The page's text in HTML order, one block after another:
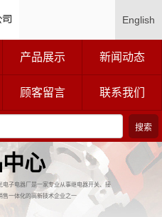
English
产品展示 新闻动态
顾客留言 联系我们
心
子电器厂是一家专业从事继电器开关、接
售一体化的高新技术企业之一